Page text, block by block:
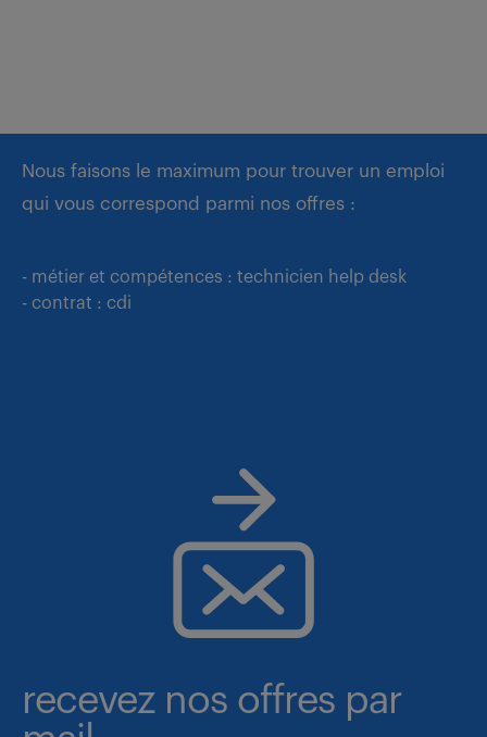
Nous faisons le maximum pour trouver un emploi
qui vous correspond parmi nos offres :
- métier et compétences : technicien help desk
- contrat : cdi
recevez nos offres par